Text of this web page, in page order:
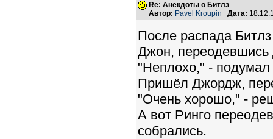
Re: Анекдоты о Битлз
Автор: Pavel Kroupin Дата:
После распада
Джон, переодевшись
"Неплохо," - подумал
Пришёл Джордж,
"Очень хорошо," -
А вот Ринго
собрались.